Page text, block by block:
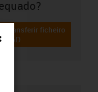
icon-cad-dateien
Transferir ficheiro
CAD